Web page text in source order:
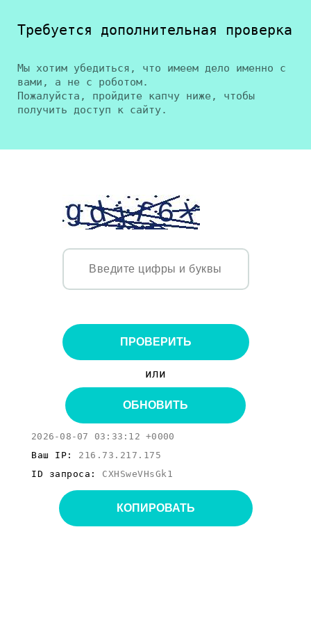
Требуется дополнительная проверка
Мы хотим убедиться, что имеем дело именно с
вами, а не с роботом.
Пожалуйста, пройдите капчу ниже, чтобы
получить доступ к сайту.
ПРОВЕРИТЬ
или
ОБНОВИТЬ
2026-08-07 03:33:12 +0000
Ваш IP: 216.73.217.175
ID запроса: CXHSweVHsGk1
КОПИРОВАТЬ